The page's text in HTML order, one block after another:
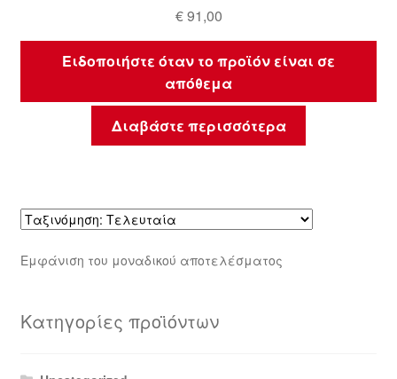
€91,00
Ειδοποιήστε όταν το προϊόν είναι σε
απόθεμα
Διαβάστε περισσότερα
Εμφάνιση του μοναδικού αποτελέσματος
Κατηγορίες προϊόντων